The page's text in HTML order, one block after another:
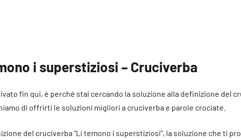
i superstiziosi – Cruciverba
fin qui, è perché stai cercando la soluzione alla definizione del
di offrirti le soluzioni migliori a cruciverba e parole crociate.
del cruciverba “Li temono i superstiziosi”, la soluzione che ti